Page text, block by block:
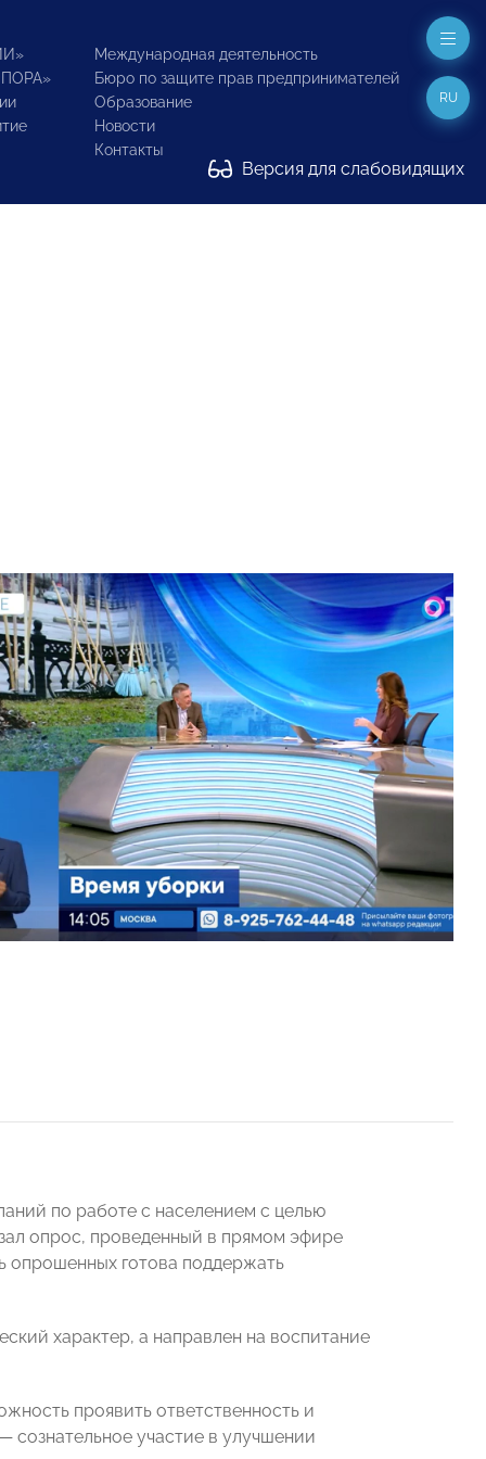
Международная деятельность
Бюро по защите прав предпринимателей
Образование
Новости
Контакты
Версия для слабовидящих
RU
по работе с населением с целью
опрос, проведенный в прямом эфире
опрошенных готова поддержать
характер, а направлен на воспитание
проявить ответственность и
участие в улучшении